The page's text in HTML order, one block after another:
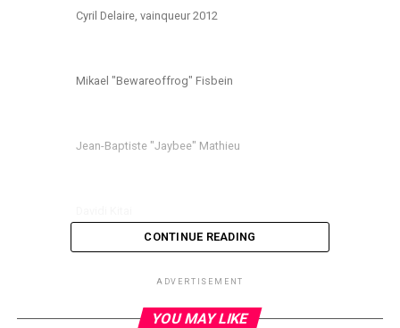
Cyril Delaire, vainqueur 2012
Mikael "Bewareoffrog" Fisbein
Jean-Baptiste "Jaybee" Mathieu
CONTINUE READING
ADVERTISEMENT
YOU MAY LIKE